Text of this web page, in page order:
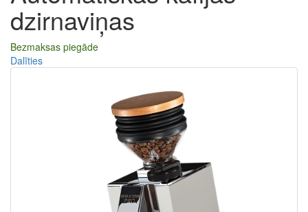
dzirnaviņas
Bezmaksas piegāde
Dalīties